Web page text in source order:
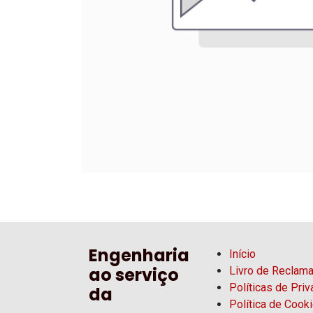
Engenharia
ao serviço
da
Início
Livro de
Políticas de
Política de